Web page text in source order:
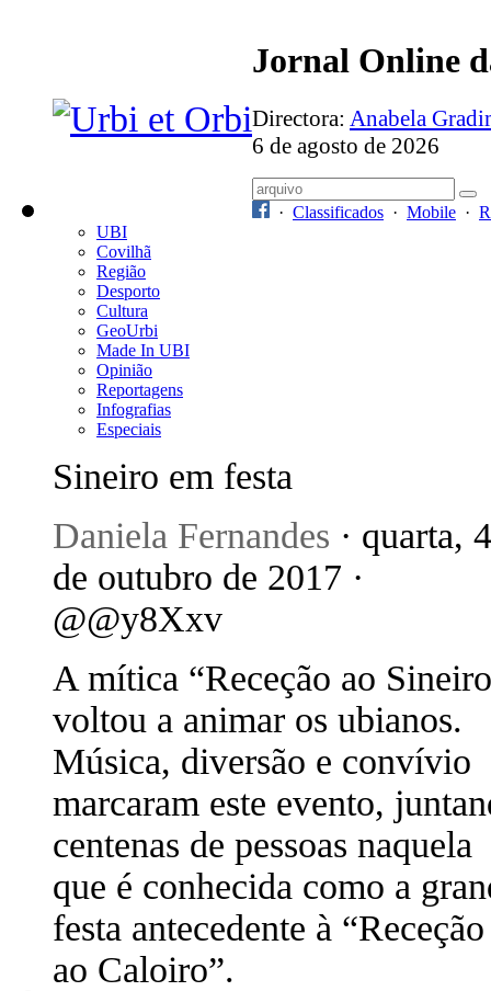
Jornal Online
Directora: Anabela
6 de agosto de 2026
· Classificados · Mobile ·
UBI
Covilhã
Região
Desporto
Cultura
GeoUrbi
Made In UBI
Opinião
Reportagens
Infografias
Especiais
Sineiro em festa
Daniela Fernandes · quarta, 4
de outubro de 2017 ·
@@y8Xxv
A mítica “Receção ao
voltou a animar os ubianos.
Música, diversão e convívio
marcaram este evento,
centenas de pessoas naquela
que é conhecida como a
festa antecedente à “Receção
ao Caloiro”.